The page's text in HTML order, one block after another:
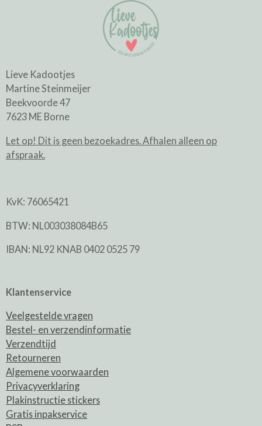
Lieve Kadootjes
Martine Steinmeijer
Beekvoorde 47
7623 ME Borne
Let op! Dit is geen bezoekadres. Afhalen alleen op
afspraak.
KvK: 76065421
BTW: NL003038084B65
IBAN: NL92 KNAB 0402 0525 79
Klantenservice
Veelgestelde vragen
Bestel- en verzendinformatie
Verzendtijd
Retourneren
Algemene voorwaarden
Privacyverklaring
Plakinstructie stickers
Gratis inpakservice